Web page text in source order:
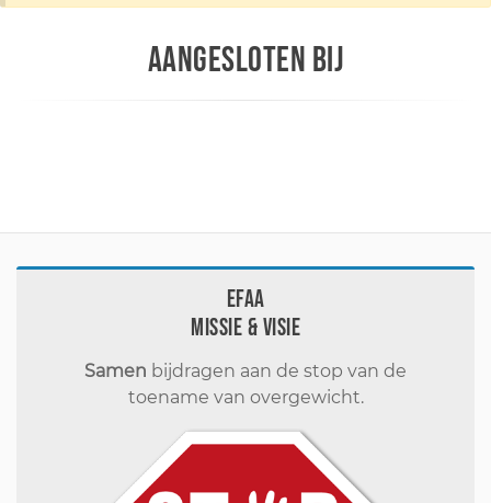
AANGESLOTEN BIJ
EFAA
Missie & visie
Samen bijdragen aan de stop van de
toename van overgewicht.